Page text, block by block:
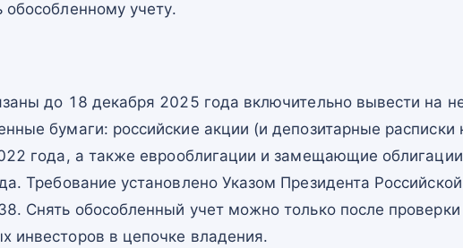
обособленному учету.
до 18 декабря 2025 года включительно вывести на
бумаги: российские акции (и депозитарные расписки
года, а также еврооблигации и замещающие
Требование установлено Указом Президента
Снять обособленный учет можно только после проверки
инвесторов в цепочке владения.